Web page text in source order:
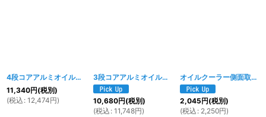
4段コアアルミオイルクーラー [025w]
11,340円(税別)
(税込 : 12,474円)
3段コアアルミオイルクーラー [024w]
10,680円(税別)
(税込 : 11,748円)
オイルクーラー側面取付ステーKIT
2,045円(税別)
(税込 : 2,250円)